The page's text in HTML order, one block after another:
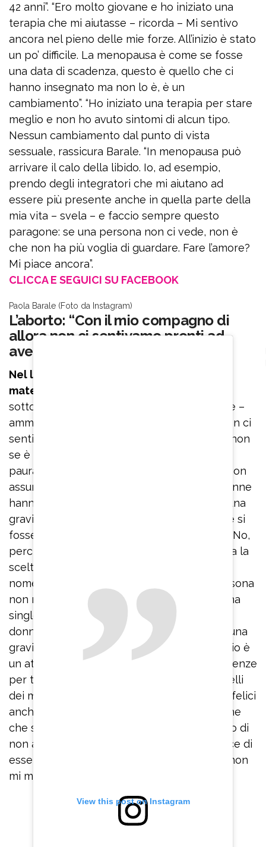
42 anni”. “Ero molto giovane e ho iniziato una
terapia che mi aiutasse – ricorda – Mi sentivo
ancora nel pieno delle mie forze. All’inizio è stato
un po’ difficile. La menopausa è come se fosse
una data di scadenza, questo è quello che ci
hanno insegnato ma non lo è, è un
cambiamento”. “Ho iniziato una terapia per stare
meglio e non ho avuto sintomi di alcun tipo.
Nessun cambiamento dal punto di vista
sessuale, rassicura Barale. “In menopausa può
arrivare il calo della libido. Io, ad esempio,
prendo degli integratori che mi aiutano ad
essere più presente anche in quella parte della
mia vita – svela – e faccio sempre questo
paragone: se una persona non ci vede, non è
che non ha più voglia di guardare. Fare l’amore?
Mi piace ancora”.
CLICCA E SEGUICI SU FACEBOOK
Paola Barale (Foto da Instagram)
L’aborto: “Con il mio compagno di
allora non ci sentivamo pronti ad
avere un figlio”
Nel libro, Paola Barale parla anche della
maternità mancata
sottoposta: “Non è stata una decisione facile –
ammette – Con il mio compagno di allora non ci
sentivamo pronti. Un figlio si fa se è voluto, non
se è capitato. Non volevo fare un figlio per
paura di pentirmi dopo. Abbiamo preferito non
assumerci questa responsabilità. Tutte le donne
hanno diritto di decidere se portare avanti una
gravidanza”. A Silvia Toffanin che le chiede se si
fosse mai pentita di quella scelta risponde: “No,
perché ho pensato che in quel momento era la
scelta giusta”. Paola Barale non ha rivelato il
nome del compagno dell’epoca. “Quella persona
non mi dava garanzie e di essere una mamma
single non me la sentivo – confessa – Ogni
donna ha il diritto di portare avanti o meno una
gravidanza. A volte mettere al mondo un figlio è
un atto di irresponsabilità che avrà conseguenze
per tutta la vita”. “I bambini mi piacciono, quelli
dei miei amici, in piccole dosi, si può essere felici
anche senza figli – sottolinea – Ci sono donne
che si sentono ancora sbagliate se decidono di
non avere figli e non è così”. Paola Barale dice di
essere single: “Sono in un periodo leggero, non
mi manca nulla”.
View this post on Instagram